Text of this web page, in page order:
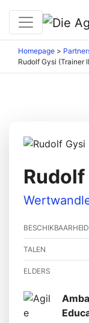
Homepage >
Rudolf Gysi (Trainer
Rudolf
BESCHIKBAARHEID
TALEN
ELDERS